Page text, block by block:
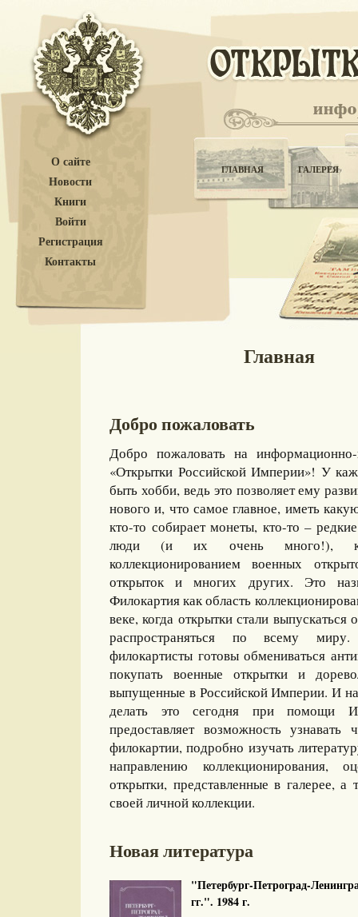
О сайте
Новости
Книги
Войти
Регистрация
Контакты
ГЛАВНАЯ ГАЛЕРЕЯ
Главная
Добро пожаловать
Добро пожаловать на информационно-
«Открытки Российской Империи»! У
быть хобби, ведь это позволяет ему
нового и, что самое главное, иметь
кто-то собирает монеты, кто-то –
люди (и их очень много!),
коллекционированием военных
открыток и многих других. Это
Филокартия как область
веке, когда открытки стали
распространяться по всему
филокартисты готовы обмениваться
покупать военные открытки и
выпущенные в Российской Империи. И
делать это сегодня при помощи
предоставляет возможность
филокартии, подробно изучать
направлению коллекционирования,
открытки, представленные в галерее, а
своей личной коллекции.
Новая литература
"Петербург-Петроград-
гг.". 1984 г.